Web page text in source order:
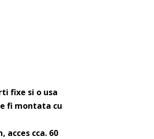
fixe si o usa
fi montata cu
acces cca. 60